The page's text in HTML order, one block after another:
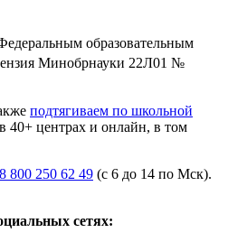
образовательным
Минобрнауки 22Л01 №
подтягиваем по школьной
40+ центрах и онлайн, в том
8 800 250 62 49 (с 6 до 14 по Мск).
сетях: